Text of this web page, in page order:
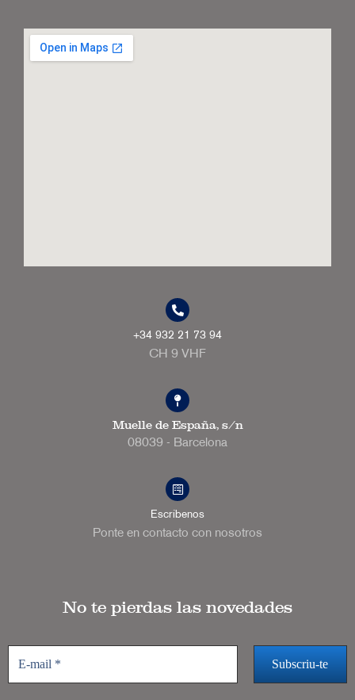
+34 932 21 73 94
CH 9 VHF
Muelle de España, s/n
08039 - Barcelona
Escríbenos
Ponte en contacto con nosotros
No te pierdas las novedades